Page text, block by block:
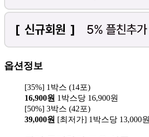
옵션정보
[35%] 1박스 (14포)
16,900원 1박스당 16,900원
[50%] 3박스 (42포)
39,000원 [최저가] 1박스당 13,000원